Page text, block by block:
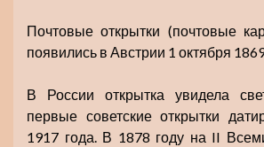
Почтовые открытки (почтовые
появились в Австрии 1 октября
В России открытка увидела
первые советские открытки
1917 года. В 1878 году на II